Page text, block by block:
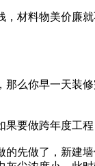
材料物美价廉
么你早一天装
要做跨年度工程
先做了，新建